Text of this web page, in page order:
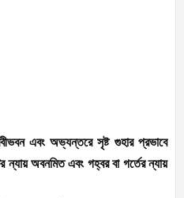
এবং অভ্যন্তরে সৃষ্ট গুহার প্রভাবে
ন্যায় অবনমিত এবং গহ্বর বা গর্তের ন্যায়